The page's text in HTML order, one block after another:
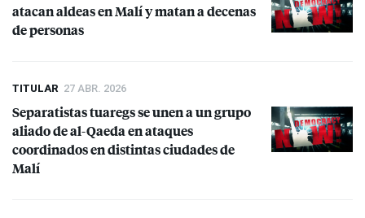
atacan aldeas en Malí y matan a decenas
de personas
TITULAR 27 ABR. 2026
Separatistas tuaregs se unen a un grupo
aliado de al-Qaeda en ataques
coordinados en distintas ciudades de
Malí